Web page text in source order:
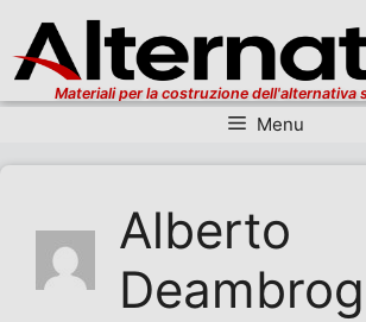
Materiali per la costruzione dell'alternativa
Menu
Alberto